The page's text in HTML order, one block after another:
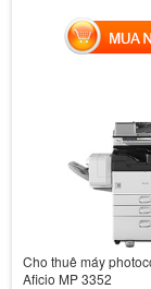
MUA
Cho thuê máy
Aficio MP 3352